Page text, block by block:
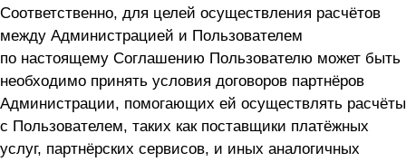
Соответственно, для целей осуществления расчётов
между Администрацией и Пользователем
по настоящему Соглашению Пользователю может быть
необходимо принять условия договоров партнёров
Администрации, помогающих ей осуществлять расчёты
с Пользователем, таких как поставщики платёжных
услуг, партнёрских сервисов, и иных аналогичных